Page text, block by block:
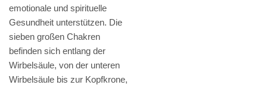
emotionale und spirituelle
Gesundheit unterstützen. Die
sieben großen Chakren
befinden sich entlang der
Wirbelsäule, von der unteren
Wirbelsäule bis zur Kopfkrone,